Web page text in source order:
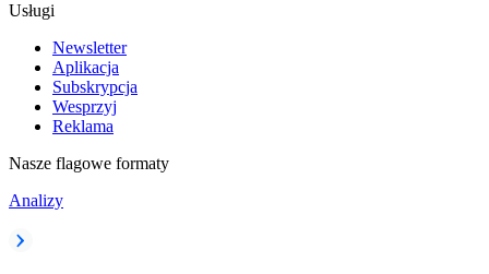
Usługi
Newsletter
Aplikacja
Subskrypcja
Wesprzyj
Reklama
Nasze flagowe formaty
Analizy